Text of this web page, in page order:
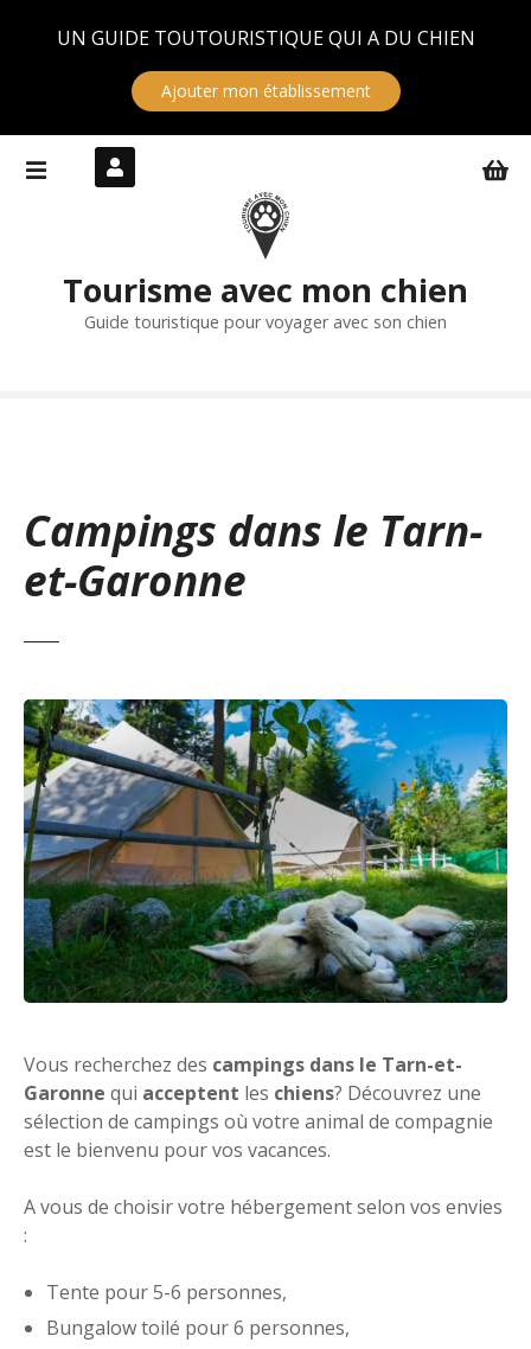
UN GUIDE TOUTOURISTIQUE QUI A DU CHIEN
Ajouter mon établissement
Tourisme avec mon chien
Guide touristique pour voyager avec son chien
Campings dans le Tarn-
et-Garonne
Vous recherchez des campings dans le Tarn-et-
Garonne qui acceptent les chiens? Découvrez une
sélection de campings où votre animal de compagnie
est le bienvenu pour vos vacances.
A vous de choisir votre hébergement selon vos envies
:
Tente pour 5-6 personnes,
Bungalow toilé pour 6 personnes,